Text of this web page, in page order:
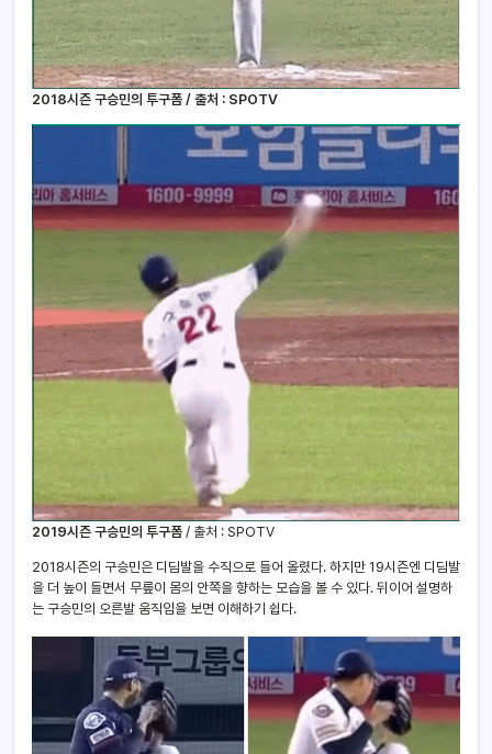
2018시즌 구승민의 투구폼 / 출처 : SPOTV
2019시즌 구승민의 투구폼 / 출처 : SPOTV
2018시즌의 구승민은 디딤발을 수직으로 들어 올렸다. 하지만 19시즌엔 디딤발
을 더 높이 들면서 무릎이 몸의 안쪽을 향하는 모습을 볼 수 있다. 뒤이어 설명하
는 구승민의 오른발 움직임을 보면 이해하기 쉽다.